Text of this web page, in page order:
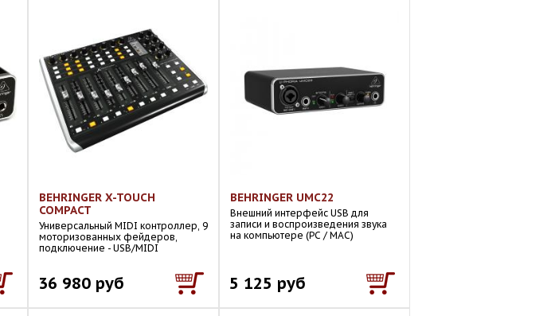
BEHRINGER X-TOUCH
COMPACT
Универсальный MIDI контроллер, 9
моторизованных фейдеров,
подключение - USB/MIDI
36 980 руб
BEHRINGER UMC22
Внешний интерфейс USB для
записи и воспроизведения звука
на компьютере (PC / MAC)
5 125 руб